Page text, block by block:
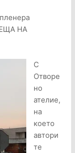
НА
С
Отворе
но
ателие,
на
което
автори
те